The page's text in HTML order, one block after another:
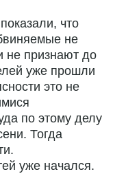
что
не
не признают до
уже прошли
это не
по этому делу
Тогда
уже начался.